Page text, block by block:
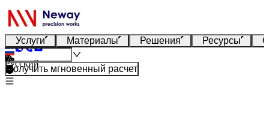
Услуги Материалы Решения Ресурсы
Русский
Получить мгновенный расчет